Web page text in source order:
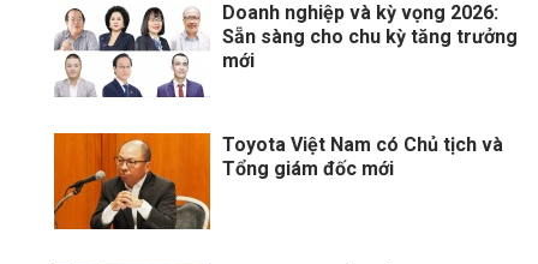
Doanh nghiệp và kỳ vọng 2026:
Sẵn sàng cho chu kỳ tăng trưởng
mới
Toyota Việt Nam có Chủ tịch và
Tổng giám đốc mới